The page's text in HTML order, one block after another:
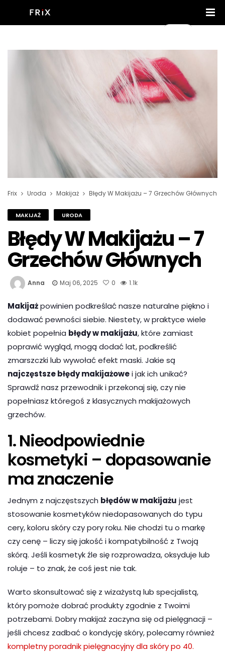
Frix Uroda Makijaż Błędy W Makijażu – 7 Grzechów Głównych
MAKIJAŻ URODA
Błędy W Makijażu – 7
Grzechów Głównych
Anna Maj 06, 2025 0 1.1k
Makijażpowinien podkreślać nasze naturalne piękno i
dodawać pewności siebie. Niestety, w praktyce wiele
kobiet popełnia błędy w makijażu, które zamiast
poprawić wygląd, mogą dodać lat, podkreślić
zmarszczki lub wywołać efekt maski. Jakie są
najczęstsze błędy makijażowei jak ich unikać?
Sprawdź nasz przewodnik i przekonaj się, czy nie
popełniasz któregoś z klasycznych makijażowych
grzechów.
1. Nieodpowiednie
kosmetyki – dopasowanie
ma znaczenie
Jednym z najczęstszych błędów w makijażu jest
stosowanie kosmetyków niedopasowanych do typu
cery, koloru skóry czy pory roku. Nie chodzi tu o markę
czy cenę – liczy się jakość i kompatybilność z Twoją
skórą. Jeśli kosmetyk źle się rozprowadza, oksyduje lub
roluje – to znak, że coś jest nie tak.
Warto skonsultować się z wizażystą lub specjalistą,
który pomoże dobrać produkty zgodnie z Twoimi
potrzebami. Dobry makijaż zaczyna się od pielęgnacji –
jeśli chcesz zadbać o kondycję skóry, polecamy również
kompletny poradnik pielęgnacyjny dla skóry po 40.